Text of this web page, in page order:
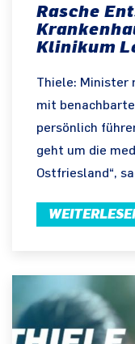
Rasche
Klinikum
Thiele: Minister
mit
persönlich
geht um die
Ostfriesland“,